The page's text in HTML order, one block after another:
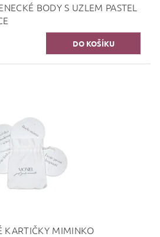
BODY S UZLEM PASTEL
KARTIČKY MIMINKO